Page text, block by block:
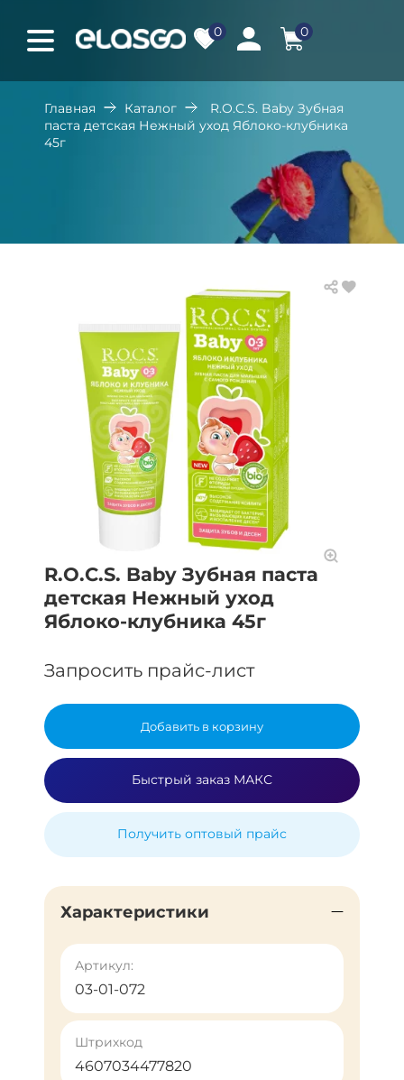
0 0
Главная Каталог
R.O.C.S. Baby Зубная
паста детская Нежный уход Яблоко-клубника
45г
R.O.C.S. Baby Зубная паста
детская Нежный уход
Яблоко-клубника 45г
Запросить прайс-лист
Добавить в корзину
Быстрый заказ МАКС
Получить оптовый прайс
Характеристики
Артикул:
03-01-072
Штрихкод
4607034477820